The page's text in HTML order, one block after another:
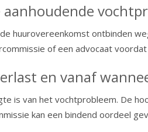
huurovereenkomst ontbinden
of een advocaat
en vanaf
is van het vochtprobleem. De
kan een bindend oordeel